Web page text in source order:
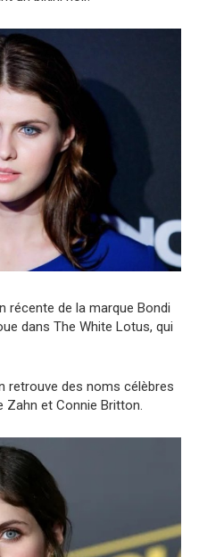
récente de la marque Bondi
dans The White Lotus, qui
retrouve des noms célèbres
Zahn et Connie Britton.